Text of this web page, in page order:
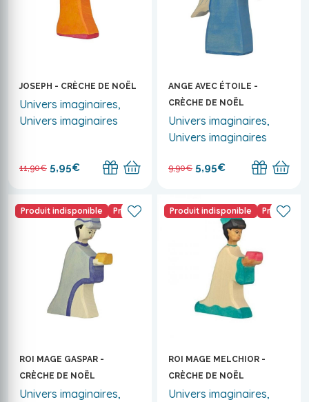
JOSEPH - CRÈCHE DE NOËL
Univers imaginaires,
Univers imaginaires
11,90€ 5,95€
ANGE AVEC ÉTOILE -
CRÈCHE DE NOËL
Univers imaginaires,
Univers imaginaires
9,90€ 5,95€
Produit indisponible Promo
ROI MAGE GASPAR -
CRÈCHE DE NOËL
Univers imaginaires,
Produit indisponible Promo
ROI MAGE MELCHIOR -
CRÈCHE DE NOËL
Univers imaginaires,